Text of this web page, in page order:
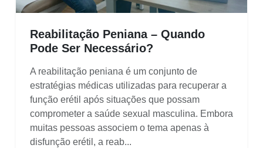
Reabilitação Peniana – Quando
Pode Ser Necessário?
A reabilitação peniana é um conjunto de
estratégias médicas utilizadas para recuperar a
função erétil após situações que possam
comprometer a saúde sexual masculina. Embora
muitas pessoas associem o tema apenas à
disfunção erétil, a reab...